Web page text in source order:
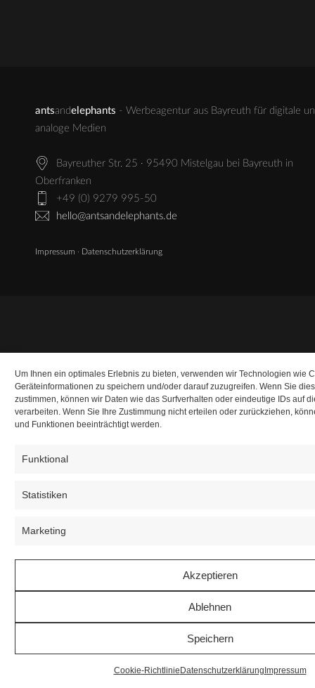
Um Ihnen ein optimales Erlebnis zu bieten, verwenden wir Technologien wie
Geräteinformationen zu speichern und/oder darauf zuzugreifen. Wenn Sie
zustimmen, können wir Daten wie das Surfverhalten oder eindeutige IDs auf
verarbeiten. Wenn Sie Ihre Zustimmung nicht erteilen oder zurückziehen,
und Funktionen beeinträchtigt werden.
Funktional
Statistiken
Marketing
Akzeptieren
Ablehnen
Speichern
Cookie-Richtlinie Datenschutzerklärung Impressum
antsandelephants - Werbeagentur aus Bayreuth für digitale
analoge Medien
Bayreuther Str. 25 · 95490 Mistelgau bei Bayreuth in
Oberfranken
+49 (0) 9279 995-50
hello@antsandelephants.de
Impressum · Datenschutzerklärung